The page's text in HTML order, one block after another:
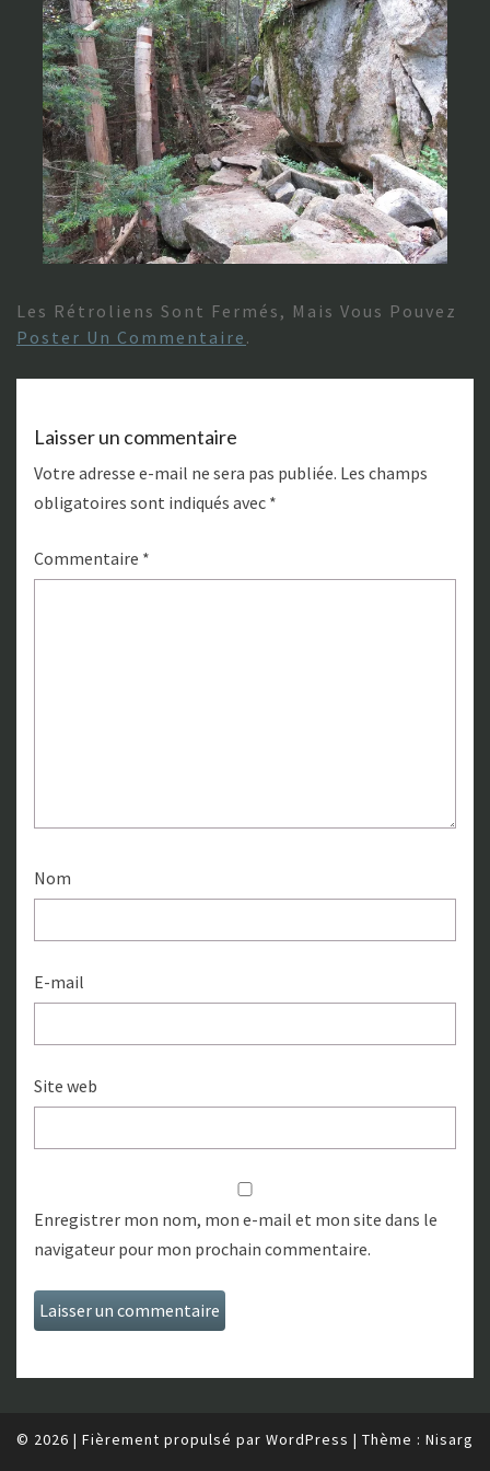
Les Rétroliens Sont Fermés, Mais Vous Pouvez
Poster Un Commentaire .
Laisser un commentaire
Votre adresse e-mail ne sera pas publiée. Les champs
obligatoires sont indiqués avec *
Commentaire *
Nom
E-mail
Site web
Enregistrer mon nom, mon e-mail et mon site dans le
navigateur pour mon prochain commentaire.
© 2026 | Fièrement propulsé par WordPress | Thème : Nisarg